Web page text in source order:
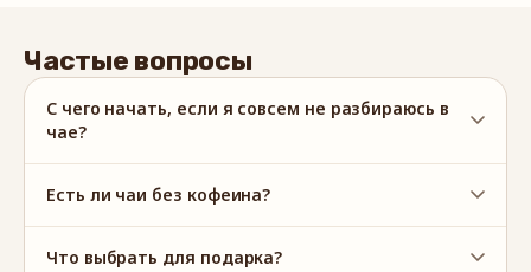
Способ приготовления: отломить от прессовки небольшой
кусочек, можно измельчить до чайных листьев. Промыть чай
(залить небольшим количеством горячей воды, сразу слить),
далее заваривать из расчета 2 г на 100 мл воды (~ 100°C),
Частые вопросы
С чего начать, если я совсем не разбираюсь в
чае?
Есть ли чаи без кофеина?
Что выбрать для подарка?